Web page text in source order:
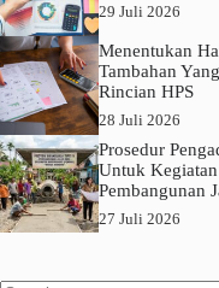
29 Juli 2026
Menentukan
Tambahan
Rincian HPS
28 Juli 2026
Prosedur
Untuk
Pembangunan
27 Juli 2026